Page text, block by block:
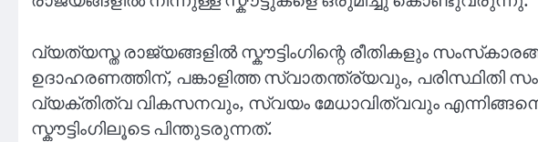
വ്യത്യസ്ത രാജ്യങ്ങളിൽ സ്കൗട്ടിംഗിന്റെ രീതികളും
ഉദാഹരണത്തിന്, പങ്കാളിത്ത സ്വാതന്ത്ര്യവും,
വ്യക്തിത്വ വികസനവും, സ്വയം മേധാവിത്വവും
സ്കൗട്ടിംഗിലൂടെ പിന്തുടരുന്നത്.